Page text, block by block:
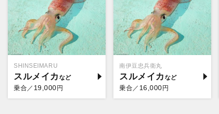
SHINSEIMARU
スルメイカ
乗合／ 19,000円
南伊豆忠兵衛丸
スルメイカ
乗合／ 16,000円